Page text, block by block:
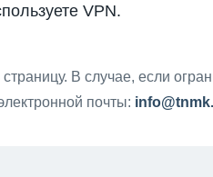
VPN.
В случае, если
почты: